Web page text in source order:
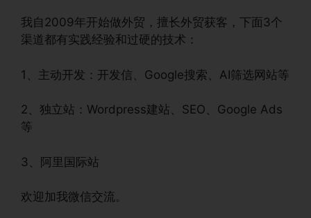
我自2009年开始做外贸，擅长外贸获客，下面3个
渠道都有实践经验和过硬的技术：
1、主动开发：开发信、Google搜索、AI筛选网站等
2、独立站：Wordpress建站、SEO、Google Ads
等
3、阿里国际站
欢迎加我微信交流。